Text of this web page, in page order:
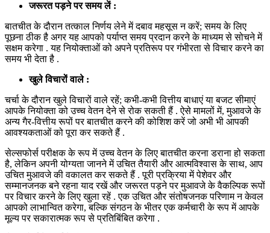
जरूरत पड़ने पर समय लें :
बातचीत के दौरान तत्काल निर्णय लेने में दबाव महसूस न करें; समय के लिए
पूछना ठीक है अगर यह आपको पर्याप्त समय प्रदान करने के माध्यम से सोचने में
सक्षम करेगा . यह नियोक्ताओं को अपने प्रतिरूप पर गंभीरता से विचार करने का
समय भी देता है .
खुले विचारों वाले :
चर्चा के दौरान खुले विचारों वाले रहें; कभी-कभी वित्तीय बाधाएं या बजट सीमाएं
आपके नियोक्ता को उच्च वेतन देने से रोक सकती हैं . ऐसे मामलों में, मुआवजे के
अन्य गैर-वित्तीय रूपों पर बातचीत करने की कोशिश करें जो अभी भी आपकी
आवश्यकताओं को पूरा कर सकते हैं .
सेल्सफोर्स परीक्षक के रूप में उच्च वेतन के लिए बातचीत करना डराना हो सकता
है, लेकिन अपनी योग्यता जानने में उचित तैयारी और आत्मविश्वास के साथ, आप
उचित मुआवजे की वकालत कर सकते हैं . पूरी प्रक्रिया में पेशेवर और
सम्मानजनक बने रहना याद रखें और जरूरत पड़ने पर मुआवजे के वैकल्पिक रूपों
पर विचार करने के लिए खुला रहें . एक उचित और संतोषजनक परिणाम न केवल
आपको लाभान्वित करेगा, बल्कि संगठन के भीतर एक कर्मचारी के रूप में आपके
मूल्य पर सकारात्मक रूप से प्रतिबिंबित करेगा .